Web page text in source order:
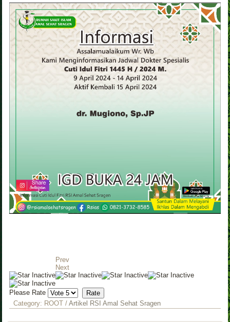
Prev
Next
Please Rate
Category: ROOT /Artikel RSI Amal Sehat Sragen